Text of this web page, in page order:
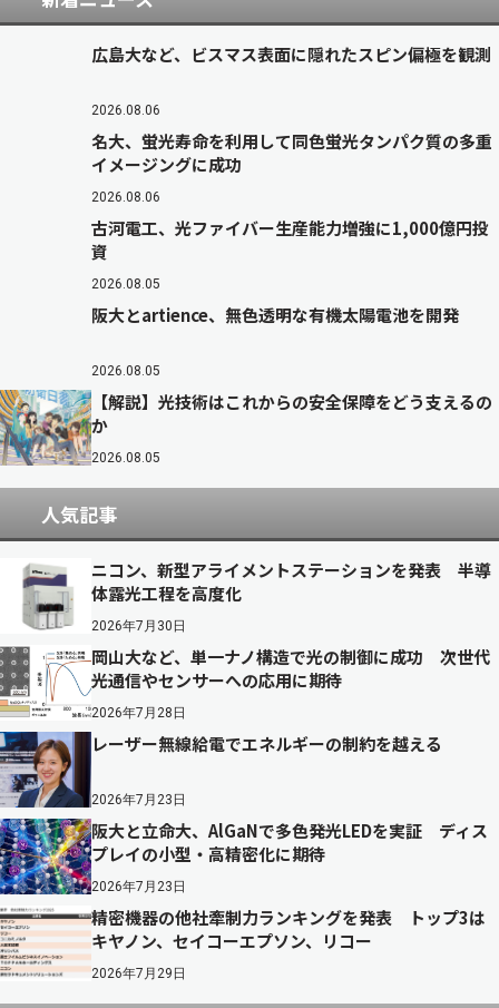
広島大など、ビスマス表面に隠れたスピン偏極を観測
2026.08.06
名大、蛍光寿命を利用して同色蛍光タンパク質の多重
イメージングに成功
2026.08.06
古河電工、光ファイバー生産能力増強に1,000億円投
資
2026.08.05
阪大とartience、無色透明な有機太陽電池を開発
2026.08.05
【解説】光技術はこれからの安全保障をどう支えるの
か
2026.08.05
人気記事
ニコン、新型アライメントステーションを発表 半導
体露光工程を高度化
2026年7月30日
岡山大など、単一ナノ構造で光の制御に成功 次世代
光通信やセンサーへの応用に期待
2026年7月28日
レーザー無線給電でエネルギーの制約を越える
2026年7月23日
阪大と立命大、AlGaNで多色発光LEDを実証 ディス
プレイの小型・高精密化に期待
2026年7月23日
精密機器の他社牽制力ランキングを発表 トップ3は
キヤノン、セイコーエプソン、リコー
2026年7月29日